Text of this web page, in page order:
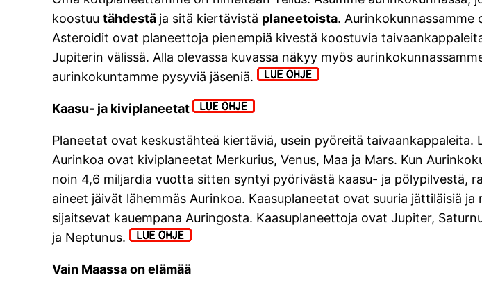
koostuutähdestä ja sitä kiertävistä planeetoista. Aurinkokunnassamme
Asteroidit ovat planeettoja pienempiä kivestä koostuvia
Jupiterin välissä. Alla olevassa kuvassa näkyy myös
aurinkokuntamme pysyviä jäseniä.
Kaasu- ja kiviplaneetat
Planeetat ovat keskustähteä kiertäviä, usein pyöreitä taivaankappaleita.
Aurinkoa ovat kiviplaneetat Merkurius, Venus, Maa ja Mars. Kun
noin 4,6 miljardia vuotta sitten syntyi pyörivästä kaasu- ja pölypilvestä,
aineet jäivät lähemmäs Aurinkoa. Kaasuplaneetat ovat suuria jättiläisiä ja
sijaitsevat kauempana Auringosta. Kaasuplaneettoja ovat Jupiter,
ja Neptunus.
Vain Maassa on elämää